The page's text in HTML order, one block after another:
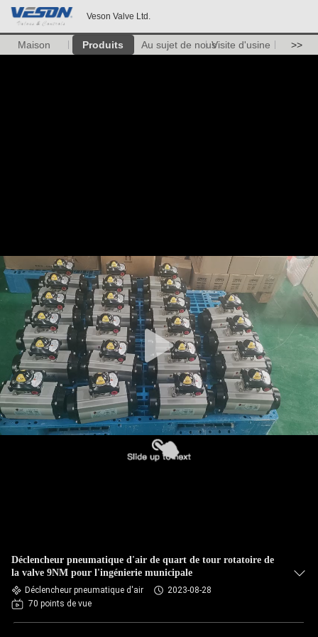
Veson Valve Ltd.
Maison Produits Au sujet de nousVisite d'usine >>
Déclencheur pneumatique d'air de quart de tour rotatoire de
la valve 9NM pour l'ingénierie municipale
Déclencheur pneumatique d'air
2023-08-28
70 points de vue